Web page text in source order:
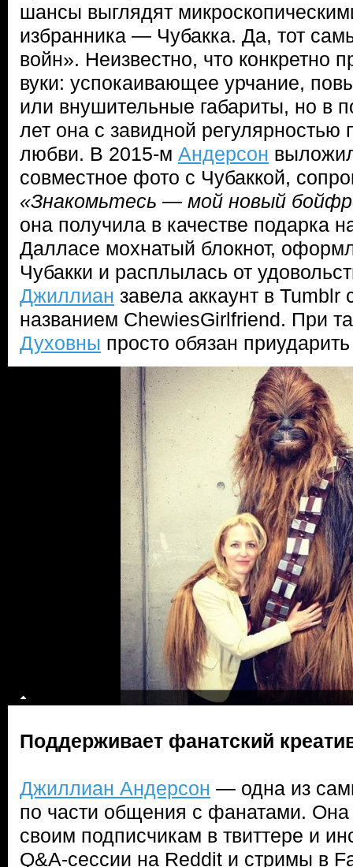
шансы выглядят
избранника — Чубакка. Да, тот
войн». Неизвестно, что конкретно
вуки: успокаивающее урчание,
или внушительные габариты, но в
лет она с завидной регулярностью
любви. В 2015-м Андерсон
совместное фото с Чубаккой,
«Знакомьтесь — мой новый
она получила в качестве подарка
Далласе мохнатый блокнот,
Чубакки и расплылась от
Джиллиан завела аккаунт в Tumblr
названием ChewiesGirlfriend. При
Духовны просто обязан
Поддерживает фанатский
Джиллиан Андерсон — одна из
по части общения с фанатами. Она
своим подписчикам в твиттере и
Q&A-сессии на Reddit и стримы в